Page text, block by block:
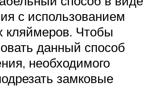
с использованием
кляймеров. Чтобы
данный способ
необходимого
замковые